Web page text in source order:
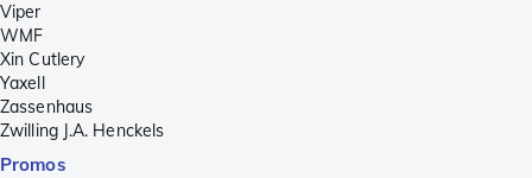
Viper
WMF
Xin Cutlery
Yaxell
Zassenhaus
Zwilling J.A. Henckels
Promos